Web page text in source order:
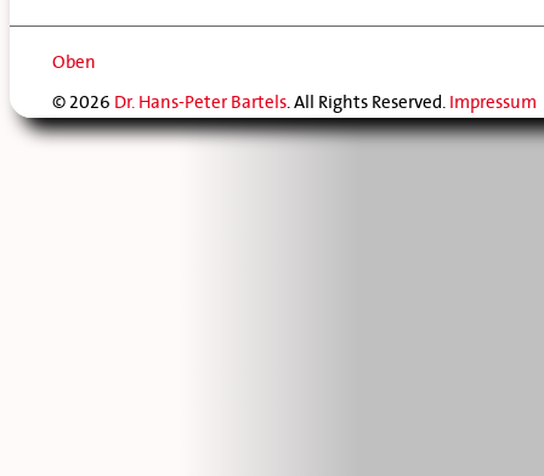
Oben
© 2026 Dr. Hans-Peter Bartels . All Rights Reserved. Impressum